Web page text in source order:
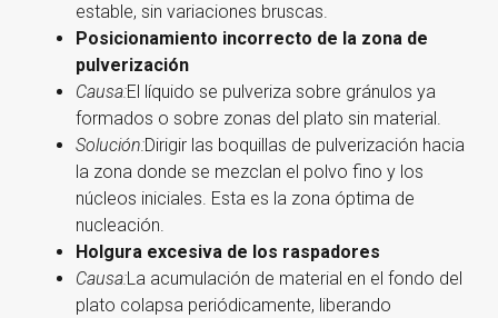
estable, sin variaciones bruscas.
Posicionamiento incorrecto de la zona de
pulverización
Causa:El líquido se pulveriza sobre gránulos ya
formados o sobre zonas del plato sin material.
Solución:Dirigir las boquillas de pulverización hacia
la zona donde se mezclan el polvo fino y los
núcleos iniciales. Esta es la zona óptima de
nucleación.
Holgura excesiva de los raspadores
Causa:La acumulación de material en el fondo del
plato colapsa periódicamente, liberando